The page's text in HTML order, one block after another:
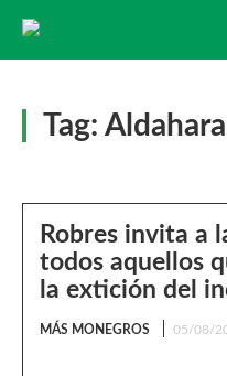
Tag: Aldahara
Robres invita a
todos aquellos
la extición del
MÁS MONEGROS 05/08/